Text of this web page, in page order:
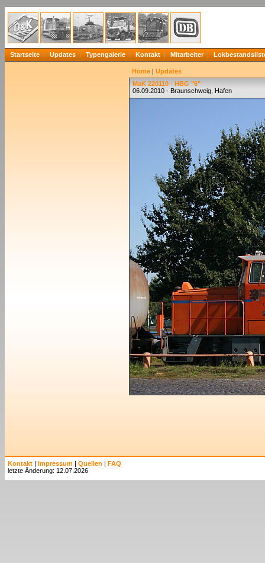
Startseite Updates Typengalerie Kontakt Mitarbeiter
Home | Updates
MaK 220110 - HBG "6"
06.09.2010 - Braunschweig, Hafen
Kontakt | Impressum | Quellen | FAQ
letzte Änderung: 12.07.2026